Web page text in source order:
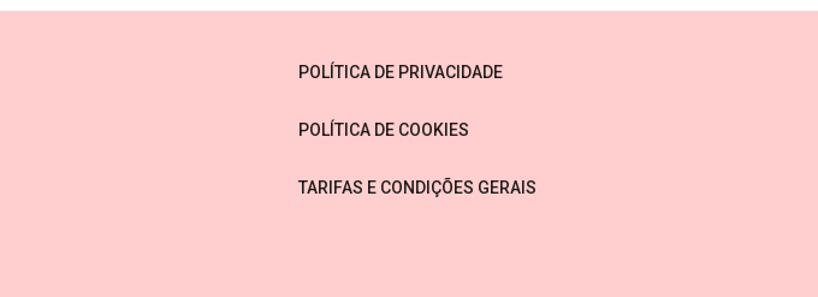
POLÍTICA DE PRIVACIDADE
POLÍTICA DE COOKIES
TARIFAS E CONDIÇÕES GERAIS